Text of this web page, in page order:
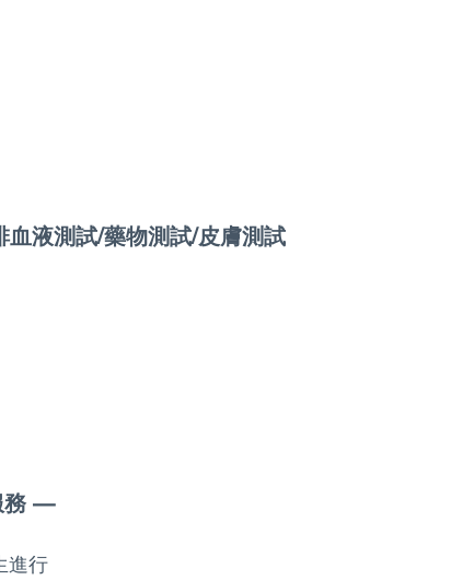
血液測試/藥物測試/皮膚測試
務 —
進行